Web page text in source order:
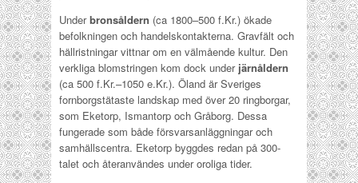
Underbronsåldern (ca 1800–500 f.Kr.) ökade
befolkningen och handelskontakterna. Gravfält och
hällristningar vittnar om en välmående kultur. Den
verkliga blomstringen kom dock under järnåldern
(ca 500 f.Kr.–1050 e.Kr.). Öland är Sveriges
fornborgstätaste landskap med över 20 ringborgar,
som Eketorp, Ismantorp och Gråborg. Dessa
fungerade som både försvarsanläggningar och
samhällscentra. Eketorp byggdes redan på 300-
talet och återanvändes under oroliga tider.